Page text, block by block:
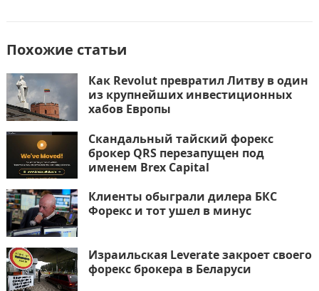
k т
ь
Похожие статьи
Как Revolut превратил Литву в один
из крупнейших инвестиционных
хабов Европы
Скандальный тайский форекс
брокер QRS перезапущен под
именем Brex Capital
Клиенты обыграли дилера БКС
Форекс и тот ушел в минус
Израильская Leverate закроет своего
форекс брокера в Беларуси